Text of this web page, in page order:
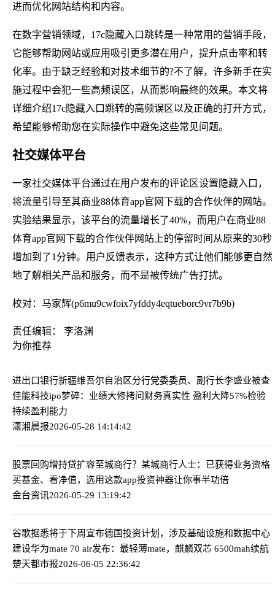
进而优化网站结构和内容。
在数字营销领域，17c隐藏入口跳转是一种常用的营销手段，
它能够帮助网站或应用吸引更多潜在用户，提升点击率和转
化率。由于缺乏经验和对技术细节的?不了解，许多新手在实
施过程中会犯一些高频误区，从而影响最终的效果。本文将
详细介绍17c隐藏入口跳转的高频误区以及正确的打开方式，
希望能够帮助您在实际操作中避免这些常见问题。
社交媒体平台
一家社交媒体平台通过在用户发布的评论区设置隐藏入口，
将流量引导至其商业88体育app官网下载的合作伙伴的网站。
实验结果显示，该平台的流量增长了40%，而用户在商业88
体育app官网下载的合作伙伴网站上的停留时间从原来的30秒
增加到了1分钟。用户反馈表示，这种方式让他们能够更自然
地了解相关产品和服务，而不是被传统广告打扰。
校对：马家辉(p6mu9cwfoix7yfddy4eqtueborc9vr7b9b)
责任编辑： 李洛渊
为你推荐
进出口银行新疆维吾尔自治区分行党委委员、副行长李盛业被查
佳能科技ipo梦碎：业绩大修拷问财务真实性 盈利大降57%检验
持续盈利能力
潇湘晨报2026-05-28 14:14:42
股票回购增持贷扩容至城商行？某城商行人士：已获得业务资格
买基金、看净值，选用这款app投资神器让你事半功倍
金台资讯2026-05-29 13:19:42
谷歌据悉将于下周宣布德国投资计划，涉及基础设施和数据中心
建设华为mate 70 air发布：最轻薄mate，麒麟双芯 6500mah续航
楚天都市报2026-06-05 22:36:42